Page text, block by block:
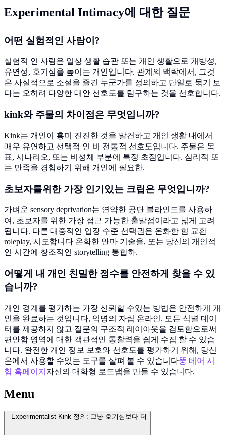
Experimental Intimacy에 대한 질문
어떤 실험적인 사람이?
실험적 인 사람은 일상 생활 습관 또는 개인 생활으로 개방성,
유연성, 호기심을 높이는 개인입니다. 관계의 맥락에서, 그것
은 사실적으로 소설을 즐긴 누군가를 정의하고 단일로 묶기 보
다는 오히려 다양한 대안 선호도를 탐구하는 것을 선호합니다.
kink와 주물의 차이점은 무엇입니까?
Kink는 개인이 흥미 진진한 것을 발견하고 개인 생활 내에서
매우 유연하고 선택적 인 비 전통적 선호도입니다. 주물은 목
표, 시나리오, 또는 비성체 부분에 특정 초점입니다. 심리적 또
는 만족을 경험하기 위해 개인에 필요한.
초보자를위한 가장 인기있는 크립은 무엇입니까?
가벼운 sensory deprivation는 연약한 공단 블라인드를 사용하
여, 초보자를 위한 가장 접근 가능한 출발점이라고 넓게 고려
됩니다. 다른 대중적인 입장 수준 선택권은 온화한 힘 교환
roleplay, 시도합니다 온화한 안마 기술을, 또는 당신의 개인적
인 시간에 창조적인 storytelling 통합하.
어떻게 내 개인 친밀한 점수를 안전하게 찾을 수 있
습니까?
개인 경계를 평가하는 가장 신뢰할 수있는 방법은 안전하게 개
인을 완료하는 것입니다, 익명의 자립 온라인. 모든 식별 데이
터를 제공하지 않고 질문의 구조적 레이아웃을 검토함으로써
편안함 영역에 대한 객관적인 통찰력을 쉽게 수집 할 수 있습
니다. 완전한 개인 정보 보호와 선호도를 평가하기 위해, 당신
은에서 사용할 수있는 도구를 살펴 볼 수 있습니다뚱 베어 시
험 홈페이지 자신의 대화형 로드맵을 만들 수 있습니다.
Menu
Experimentalist Kink 정의: 그냥 호기심보다 더